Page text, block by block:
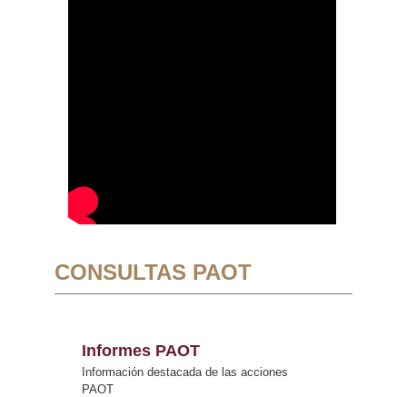
CONSULTAS PAOT
Informes PAOT
Información destacada de las acciones
PAOT